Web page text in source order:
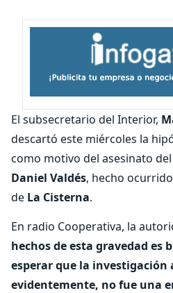
El subsecretario del Interior,
descartó este miércoles la
como motivo del asesinato del
Daniel Valdés, hecho
de La Cisterna.
En radio Cooperativa, la
hechos de esta gravedad es
esperar que la investigación
evidentemente, no fue una